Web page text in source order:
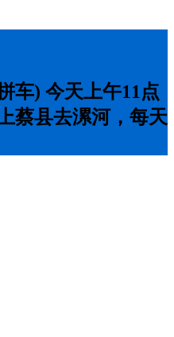
车) 今天上午11点
蔡县去漯河，每天